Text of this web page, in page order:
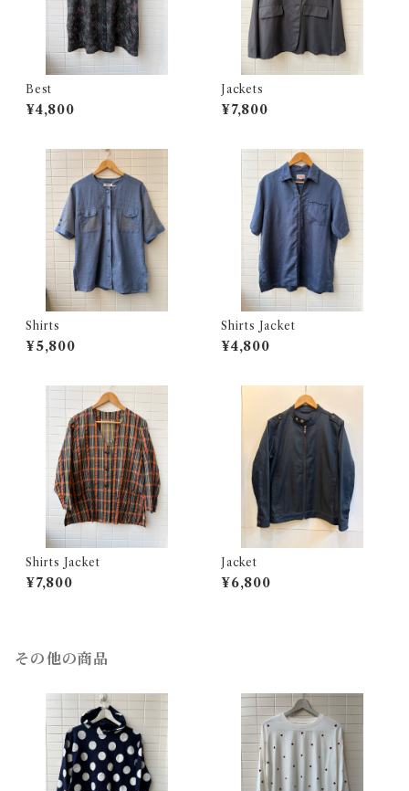
Best
¥4,800
Jackets
¥7,800
Shirts
¥5,800
Shirts Jacket
¥4,800
Shirts Jacket
¥7,800
Jacket
¥6,800
その他の商品